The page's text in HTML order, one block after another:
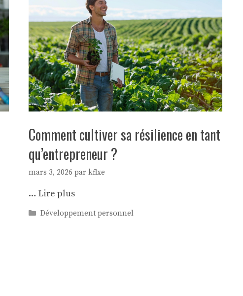
Comment cultiver sa résilience en tant
qu’entrepreneur ?
mars 3, 2026 par kflxe
… Lire plus
Catégories
Développement personnel